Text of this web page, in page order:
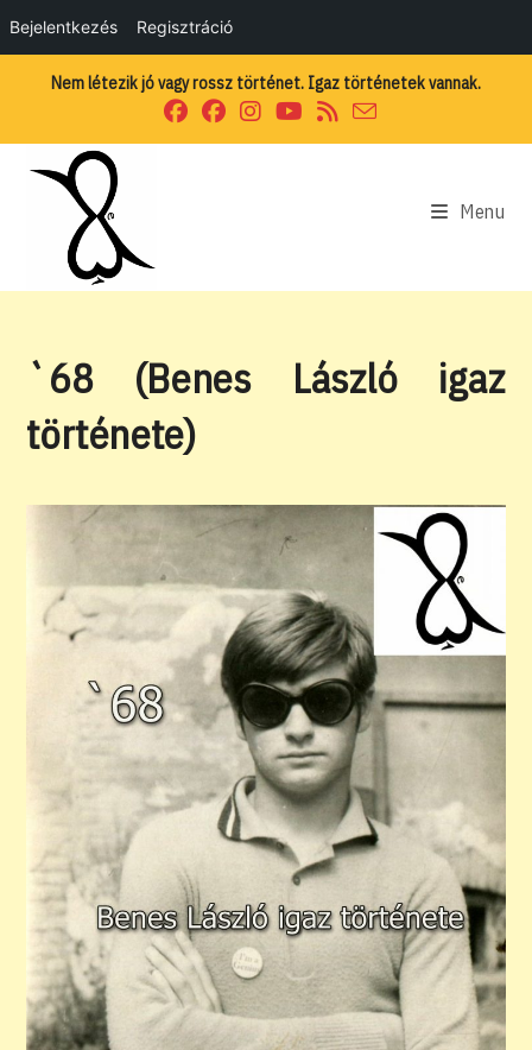
Bejelentkezés Regisztráció
Nem létezik jó vagy rossz történet. Igaz történetek vannak.
Menu
`68 (Benes László igaz
története)